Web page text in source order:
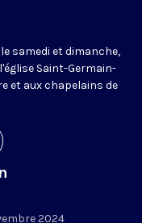
le samedi et dimanche,
Saint-Germain-
et aux chapelains de
2024